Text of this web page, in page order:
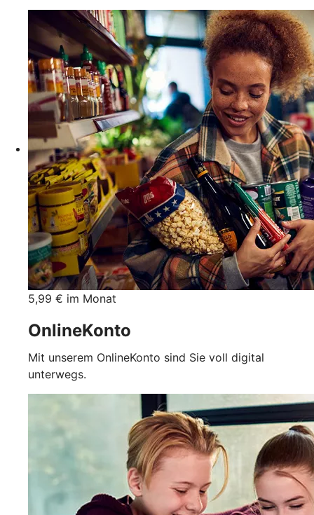
5,99 € im Monat
OnlineKonto
Mit unserem OnlineKonto sind Sie voll digital
unterwegs.